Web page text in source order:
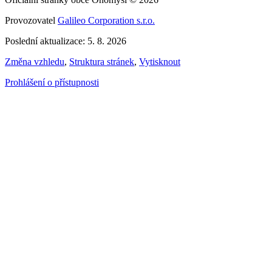
Provozovatel Galileo Corporation s.r.o.
Poslední aktualizace: 5. 8. 2026
Změna vzhledu, Struktura stránek, Vytisknout
Prohlášení o přístupnosti